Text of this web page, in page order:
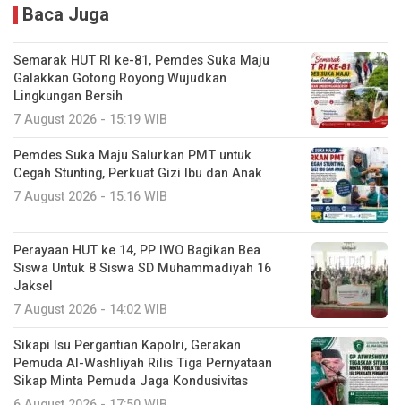
Baca Juga
Semarak HUT RI ke-81, Pemdes Suka Maju
Galakkan Gotong Royong Wujudkan
Lingkungan Bersih
7 August 2026 - 15:19 WIB
Pemdes Suka Maju Salurkan PMT untuk
Cegah Stunting, Perkuat Gizi Ibu dan Anak
7 August 2026 - 15:16 WIB
Perayaan HUT ke 14, PP IWO Bagikan Bea
Siswa Untuk 8 Siswa SD Muhammadiyah 16
Jaksel
7 August 2026 - 14:02 WIB
Sikapi Isu Pergantian Kapolri, Gerakan
Pemuda Al-Washliyah Rilis Tiga Pernyataan
Sikap Minta Pemuda Jaga Kondusivitas